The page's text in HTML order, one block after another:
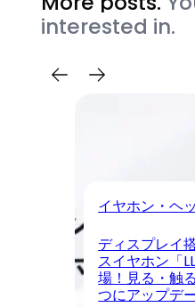
interested in.
イヤホン・ヘ
ディスプレイ
スイヤホン「
場！見る・触
つにアップデ